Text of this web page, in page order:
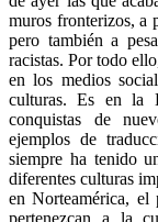
muros fronterizos, a
pero también a
racistas. Por todo
en los medios
culturas. Es en la
conquistas de
ejemplos de
siempre ha tenido
diferentes culturas
en Norteamérica, el
pertenezcan a la